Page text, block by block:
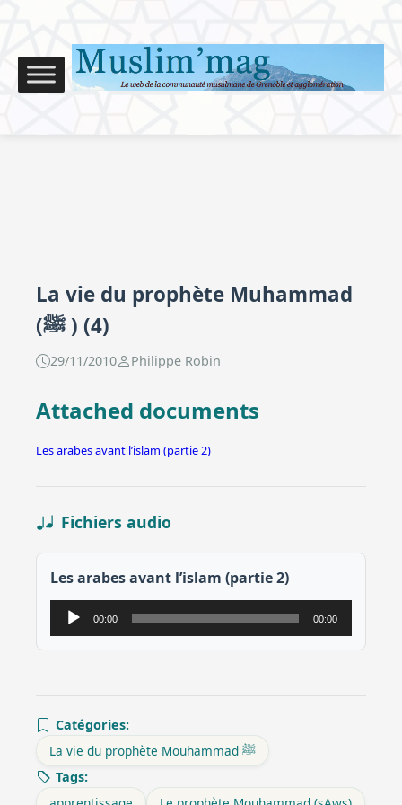
La vie du prophète Muhammad
(ﷺ ) (4)
29/11/2010 Philippe Robin
Attached documents
Les arabes avant l’islam (partie 2)
Fichiers audio
Les arabes avant l’islam (partie 2)
Lecteur
audio
00:00 00:00
Catégories:
La vie du prophète Mouhammad ﷺ
Tags: